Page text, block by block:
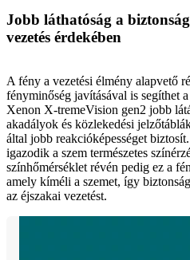
Jobb láthatóság a
vezetés érdekében
A fény a vezetési élmény alapvető
fényminőség javításával is segíthet
Xenon X-tremeVision gen2 jobb
akadályok és közlekedési
által jobb reakcióképességet
igazodik a szem természetes
színhőmérséklet révén pedig ez a
amely kíméli a szemet, így
az éjszakai vezetést.